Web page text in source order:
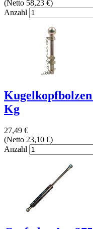
(Netto 58,23 €)
Anzahl
Kg
27,49 €
(Netto 23,10 €)
Anzahl